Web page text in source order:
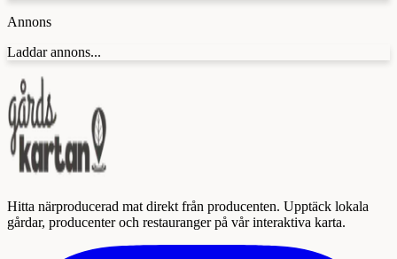
Annons
Laddar annons...
Hitta närproducerad mat direkt från producenten. Upptäck lokala
gårdar, producenter och restauranger på vår interaktiva karta.